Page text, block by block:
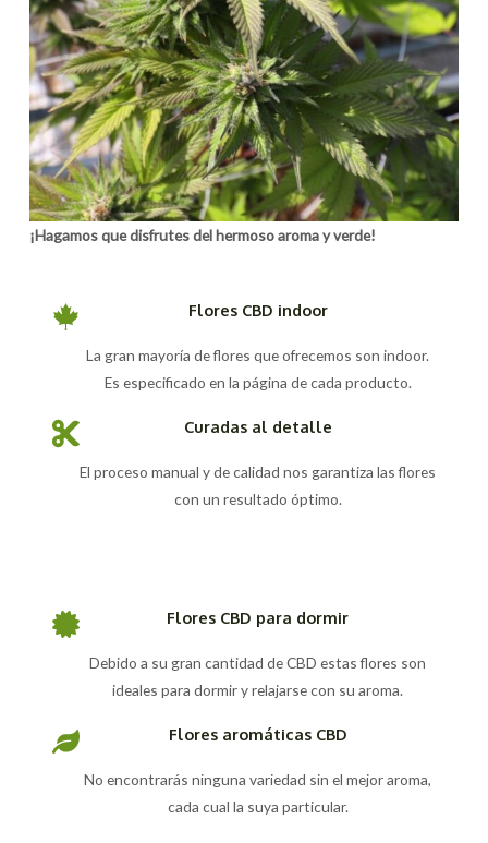
¡Hagamos que disfrutes del hermoso aroma y verde!
Flores CBD indoor
La gran mayoría de flores que ofrecemos son indoor.
Es especificado en la página de cada producto.
Curadas al detalle
El proceso manual y de calidad nos garantiza las flores
con un resultado óptimo.
Flores CBD para dormir
Debido a su gran cantidad de CBD estas flores son
ideales para dormir y relajarse con su aroma.
Flores aromáticas CBD
No encontrarás ninguna variedad sin el mejor aroma,
cada cual la suya particular.